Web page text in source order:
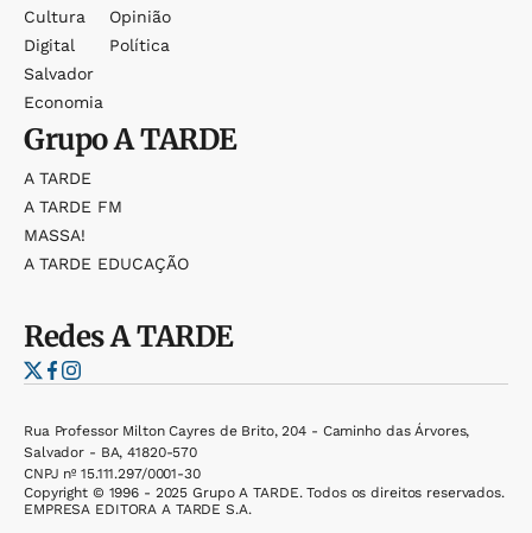
Cultura
Digital
Salvador
Economia
Opinião
Política
GrupoA TARDE
A TARDE
A TARDE FM
MASSA!
A TARDE EDUCAÇÃO
RedesA TARDE
Rua Professor Milton Cayres de Brito, 204 - Caminho das Árvores,
Salvador - BA, 41820-570
CNPJ nº 15.111.297/0001-30
Copyright © 1996 - 2025 Grupo A TARDE. Todos os direitos reservados.
EMPRESA EDITORA A TARDE S.A.